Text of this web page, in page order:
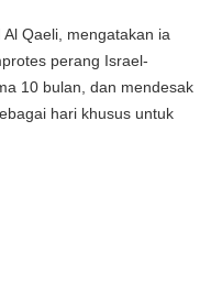
Qaeli, mengatakan ia
perang Israel-
10 bulan, dan mendesak
hari khusus untuk